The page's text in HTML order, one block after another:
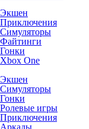
Экшен
Приключения
Симуляторы
Файтинги
Гонки
Xbox One
Экшен
Симуляторы
Гонки
Ролевые игры
Приключения
Аркады